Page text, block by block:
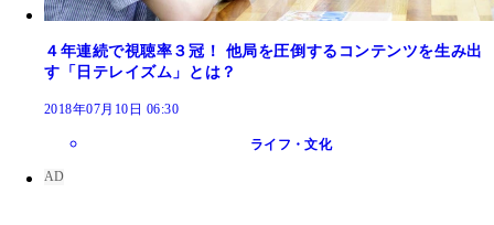
４年連続で視聴率３冠！ 他局を圧倒するコンテンツを生み出
す「日テレイズム」とは？
2018年07月10日 06:30
ライフ・文化